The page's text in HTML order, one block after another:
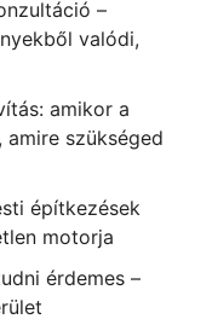
–
valódi,
amikor a
szükséged
építkezések
motorja
érdemes –